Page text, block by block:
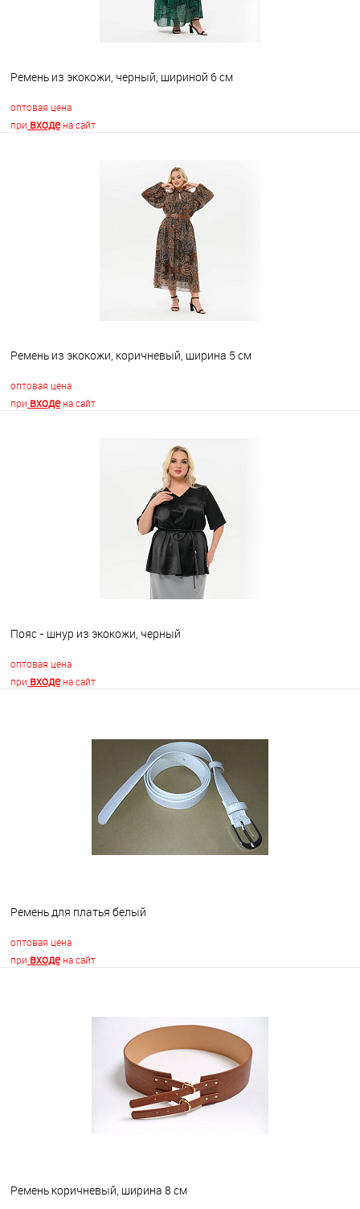
Ремень из экокожи, черный, шириной 6 см
оптовая цена
при входена сайт
В корзину
Ремень из экокожи, коричневый, ширина 5 см
оптовая цена
при входена сайт
В корзину
Пояс - шнур из экокожи, черный
оптовая цена
при входена сайт
Недоступно
Ремень для платья белый
оптовая цена
при входена сайт
В наличии
Ремень коричневый, ширина 8 см